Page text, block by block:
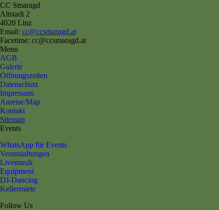
CC Smaragd
Altstadt 2
4020 Linz
Email: cc@ccsmaragd.at
Facetime: cc@ccsmaragd.at
Menu
AGB
Galerie
Öffnungszeiten
Datenschutz
Impressum
Anreise/Map
Kontakt
Sitemap
Events
WhatsApp für Events
Veranstaltungen
Livemusik
Equipment
DJ-Dancing
Kellermiete
Follow Us